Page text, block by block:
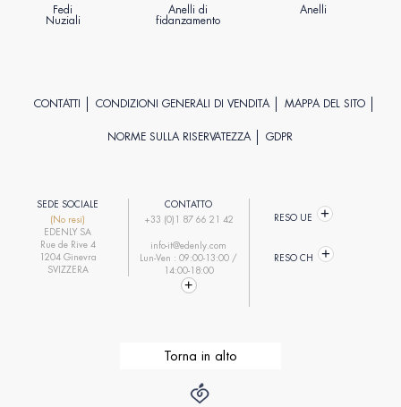
Fedi
Nuziali
Anelli di
fidanzamento
Anelli
CONTATTI CONDIZIONI GENERALI DI VENDITA MAPPA DEL SITO
NORME SULLA RISERVATEZZA GDPR
SEDE SOCIALE
(No resi)
EDENLY SA
Rue de Rive 4
1204 Ginevra
SVIZZERA
CONTATTO
+33 (0)1 87 66 21 42
info-it@edenly.com
Lun-Ven : 09:00-13:00 /
14:00-18:00
RESO UE
RESO CH
Torna in alto